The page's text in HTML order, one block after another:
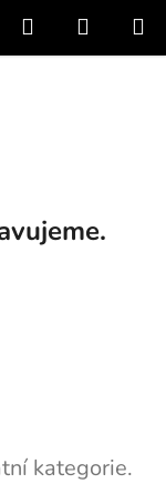
Hledat
KOŠÍK
kategorie.